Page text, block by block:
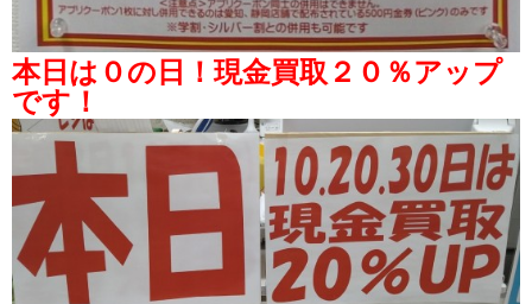
本日は０の日！現金買取２０％アップ
です！